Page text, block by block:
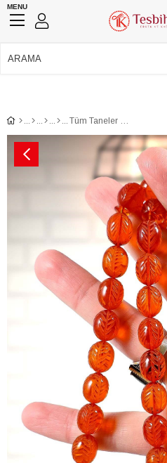
MENU
Tüm Taneler Kalem İşçilik Ahmet Kayış İmzalı Ateş Kehribar Tesbih